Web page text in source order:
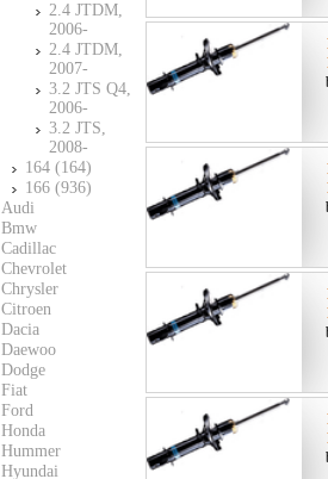
2.4 JTDM,
2006-
2.4 JTDM,
2007-
3.2 JTS Q4,
2006-
3.2 JTS,
2008-
164 (164)
166 (936)
Audi
Bmw
Cadillac
Chevrolet
Chrysler
Citroen
Dacia
Daewoo
Dodge
Fiat
Ford
Honda
Hummer
Hyundai